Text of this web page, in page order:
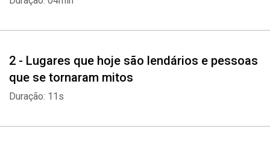
2 - Lugares que hoje são lendários e pessoas
que se tornaram mitos
Duração: 11s